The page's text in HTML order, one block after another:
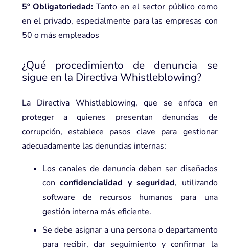
5º Obligatoriedad: Tanto en el sector público como
en el privado, especialmente para las empresas con
50 o más empleados
¿Qué procedimiento de denuncia se
sigue en la Directiva Whistleblowing?
La Directiva Whistleblowing, que se enfoca en
proteger a quienes presentan denuncias de
corrupción, establece pasos clave para gestionar
adecuadamente las denuncias internas:
Los canales de denuncia deben ser diseñados
conconfidencialidad y seguridad, utilizando
software de recursos humanos para una
gestión interna más eficiente.
Se debe asignar a una persona o departamento
para recibir, dar seguimiento y confirmar la